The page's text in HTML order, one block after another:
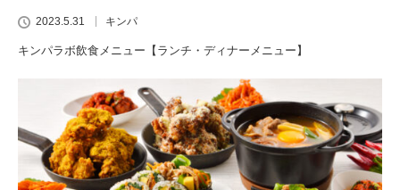
2023.5.31 キンパ
キンパラボ飲食メニュー【ランチ・ディナーメニュー】